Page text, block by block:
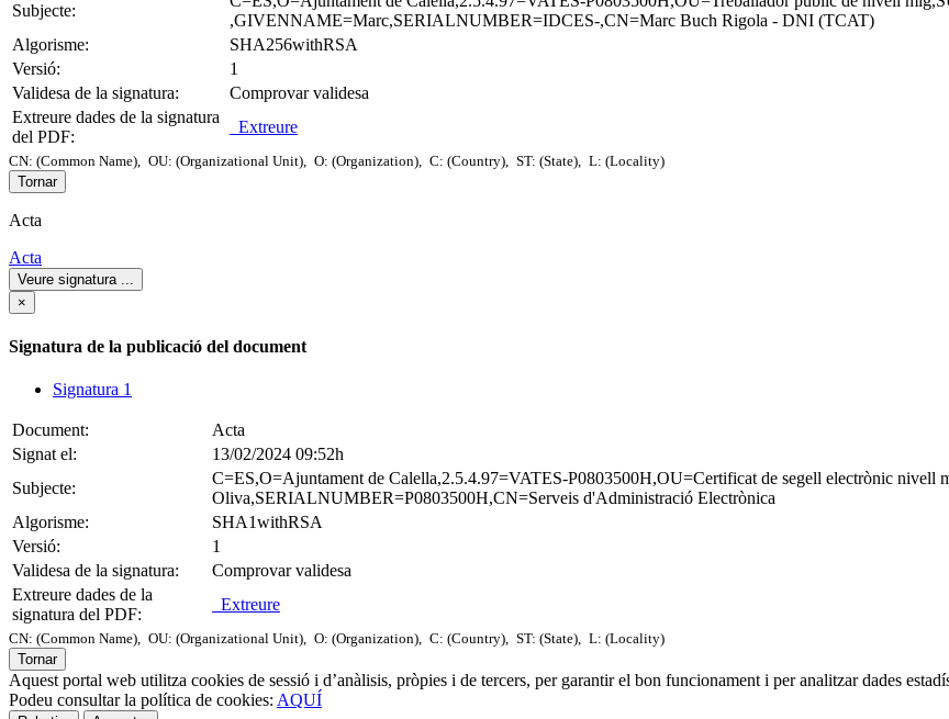
Subjecte:
,GIVENNAME=Marc,SERIALNUMBER=IDCES-,CN=Marc Buch Rigola - DNI (TCAT)
Algorisme:
SHA256withRSA
Versió:
1
Validesa de la signatura:
Comprovar validesa
Extreure dades de la signatura
del PDF:
Extreure
CN: (Common Name), OU: (Organizational Unit), O: (Organization), C: (Country), ST: (State),
L: (Locality)
Tornar
Acta
Acta
Veure signatura
×
Signatura de la publicació del document
Signatura 1
Document:
Acta
Signat el:
13/02/2024 09:52h
Subjecte:
C=ES,O=Ajuntament de Calella,2.5.4.97=VATES-P0803500H,OU=Certificat de segell electrònic
Oliva,SERIALNUMBER=P0803500H,CN=Serveis d'Administració Electrònica
Algorisme:
SHA1withRSA
Versió:
1
Validesa de la signatura:
Comprovar validesa
Extreure dades de la
signatura del PDF:
Extreure
CN: (Common Name), OU: (Organizational Unit), O: (Organization), C: (Country), ST: (State), L: (Locality)
Tornar
Aquest portal web utilitza cookies de sessió i d’anàlisis, pròpies i de tercers, per garantir el bon funcionament i per analitzar dades
Podeu consultar la política de cookies: AQUÍ